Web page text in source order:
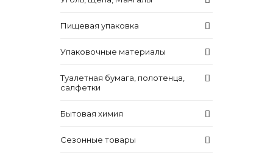
Пищевая упаковка
Упаковочные материалы
Туалетная бумага, полотенца,
салфетки
Бытовая химия
Сезонные товары